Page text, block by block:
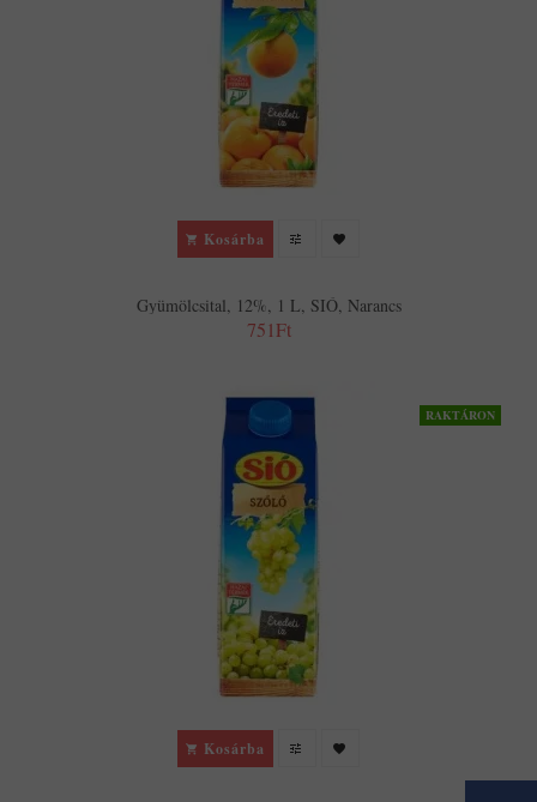
Kosárba
Gyümölcsital, 12%, 1 L, SIÓ, Narancs
751Ft
RAKTÁRON
Kosárba